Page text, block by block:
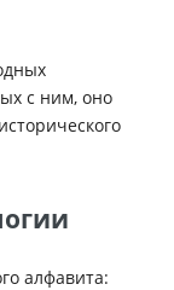
с ним, оно
алфавита: